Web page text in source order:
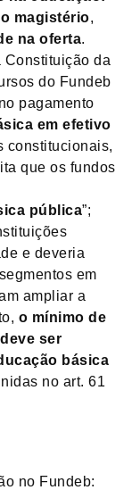
magistério,
na oferta.
Constituição da
do Fundeb
pagamento
em efetivo
constitucionais,
que os fundos
pública”;
e deveria
em
ampliar a
o mínimo de
ser
básica
no art. 61
no Fundeb: